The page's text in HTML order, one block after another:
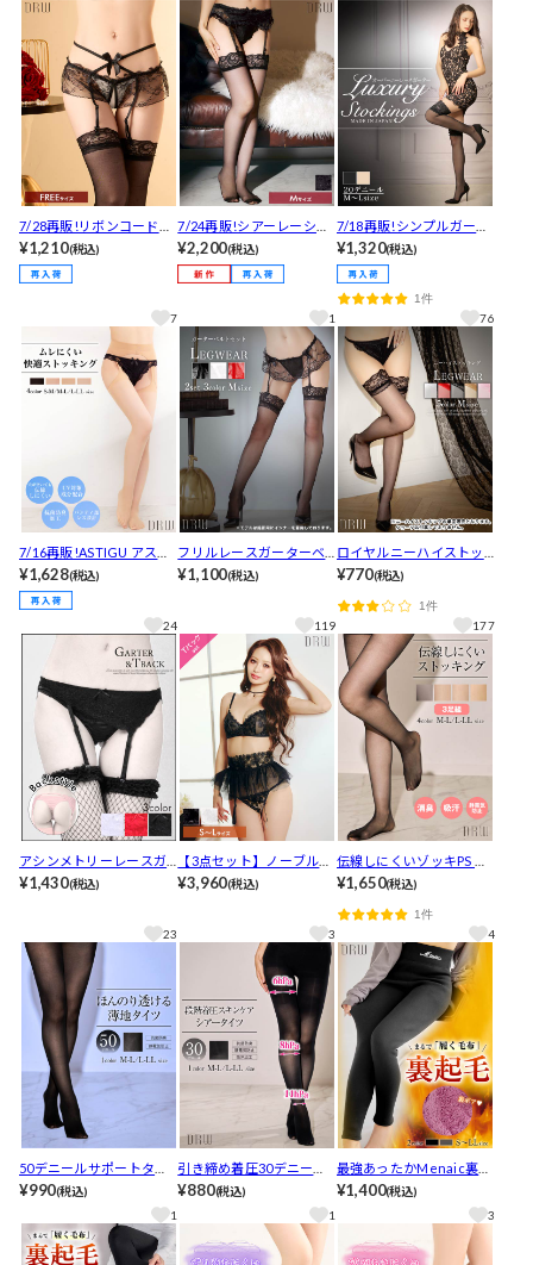
7/28再販!リボンコードレ
ーシィガーターベルト
¥1,210(税込)
7
7/24再販!シアーレーシィ
ガーターベルトストッキ
ング
¥2,200(税込)
1
7/18再販!シンプルガータ
ーストッキング
¥1,320(税込)
1件
76
7/16再販!ASTIGU アステ
ィーグ パンティ部レスス
トッキング
¥1,628(税込)
24
フリルレースガーターベ
ルトセット
¥1,100(税込)
119
ロイヤルニーハイストッ
キング[レッグウェア]
¥770(税込)
1件
177
アシンメトリーレースガ
ーターベルト&Tバック
¥1,430(税込)
23
【3点セット】ノーブルシ
アーブルームブラジャー&
¥3,960(税込)
3
伝線しにくいゾッキPS 足
組
¥1,650(税込)
1件
4
50デニールサポートタイ
ツ 2足組
¥990(税込)
1
引き締め着圧30デニール
タイツ
¥880(税込)
1
最強あったかMenaic裏起
毛レギンス
¥1,400(税込)
3